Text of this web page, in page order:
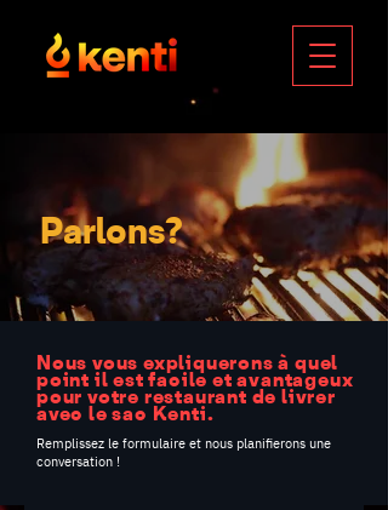
Parlons?
Nous vous expliquerons à quel
point il est facile et avantageux
pour votre restaurant de livrer
avec le sac Kenti.
Remplissez le formulaire et nous planifierons une
conversation !